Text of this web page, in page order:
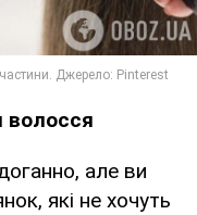
але ви
які не хочуть